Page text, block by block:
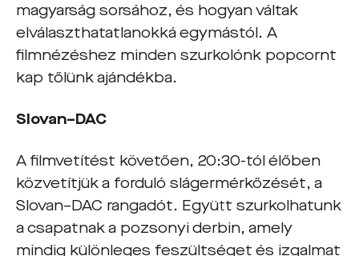
magyarság sorsához, és hogyan váltak
elválaszthatatlanokká egymástól. A
filmnézéshez minden szurkolónk popcornt
kap tőlünk ajándékba.
Slovan–DAC
A filmvetítést követően, 20:30-tól élőben
közvetítjük a forduló slágermérkőzését, a
Slovan–DAC rangadót. Együtt szurkolhatunk
a csapatnak a pozsonyi derbin, amely
mindig különleges feszültséget és izgalmat